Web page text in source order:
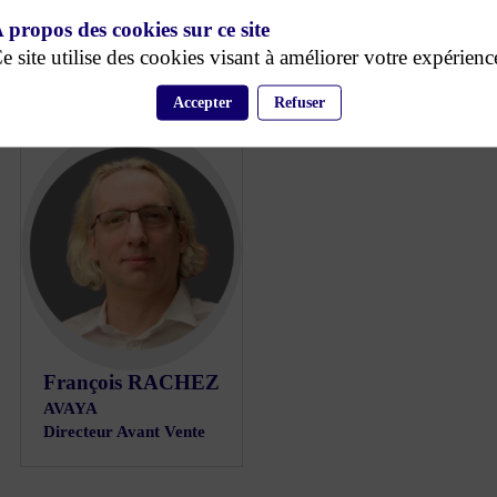
FR
François RACHEZ
AVAYA
Directeur Avant Vente
propos des cookies sur ce site
site utilise des cookies visant à améliorer votre
Accepter Refuser